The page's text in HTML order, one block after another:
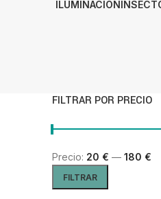
ILUMINACION
FILTRAR POR PRECIO
Precio mínimo
Precio máximo
FILTRAR
Precio: 20 € — 180 €